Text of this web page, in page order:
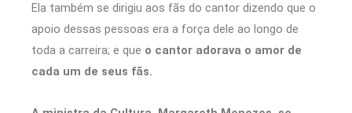
Ela também se dirigiu aos fãs do cantor dizendo que o
apoio dessas pessoas era a força dele ao longo de
toda a carreira; e que o cantor adorava o amor de
cada um de seus fãs.